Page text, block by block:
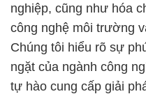
nghiệp, cũng như hóa
công nghệ môi trường
Chúng tôi hiểu rõ sự
ngặt của ngành công
tự hào cung cấp giải